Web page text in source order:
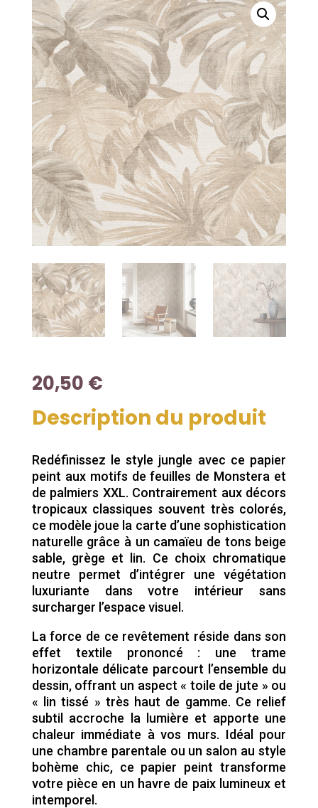
20,50 €
Description du produit
Redéfinissez le style jungle avec ce papier
peint aux motifs de feuilles de Monstera et
de palmiers XXL. Contrairement aux décors
tropicaux classiques souvent très colorés,
ce modèle joue la carte d’une sophistication
naturelle grâce à un camaïeu de tons beige
sable, grège et lin. Ce choix chromatique
neutre permet d’intégrer une végétation
luxuriante dans votre intérieur sans
surcharger l’espace visuel.
La force de ce revêtement réside dans son
effet textile prononcé : une trame
horizontale délicate parcourt l’ensemble du
dessin, offrant un aspect « toile de jute » ou
« lin tissé » très haut de gamme. Ce relief
subtil accroche la lumière et apporte une
chaleur immédiate à vos murs. Idéal pour
une chambre parentale ou un salon au style
bohème chic, ce papier peint transforme
votre pièce en un havre de paix lumineux et
intemporel.